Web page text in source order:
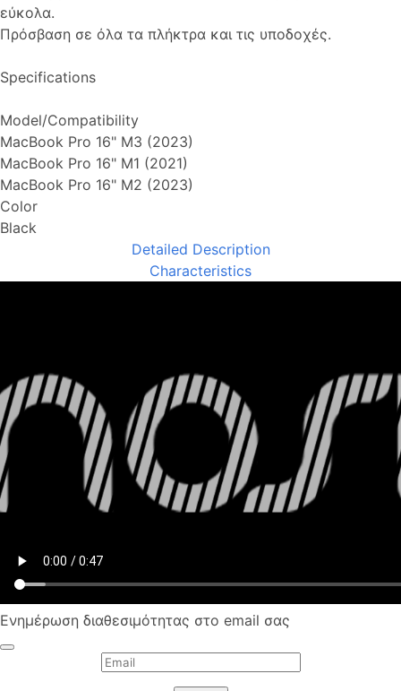
εύκολα.
Πρόσβαση σε όλα τα πλήκτρα και τις υποδοχές.
Specifications
Model/Compatibility
MacBook Pro 16" M3 (2023)
MacBook Pro 16" M1 (2021)
MacBook Pro 16" M2 (2023)
Color
Black
Detailed Description
Characteristics
Ενημέρωση διαθεσιμότητας στο email σας